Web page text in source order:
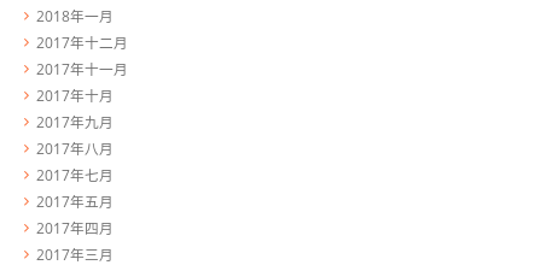
2018年一月
2017年十二月
2017年十一月
2017年十月
2017年九月
2017年八月
2017年七月
2017年五月
2017年四月
2017年三月